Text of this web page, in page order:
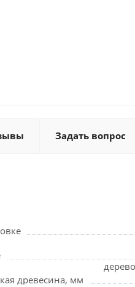
Задать вопрос
древесина, мм